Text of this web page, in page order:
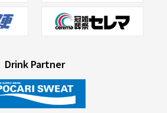
Drink Partner